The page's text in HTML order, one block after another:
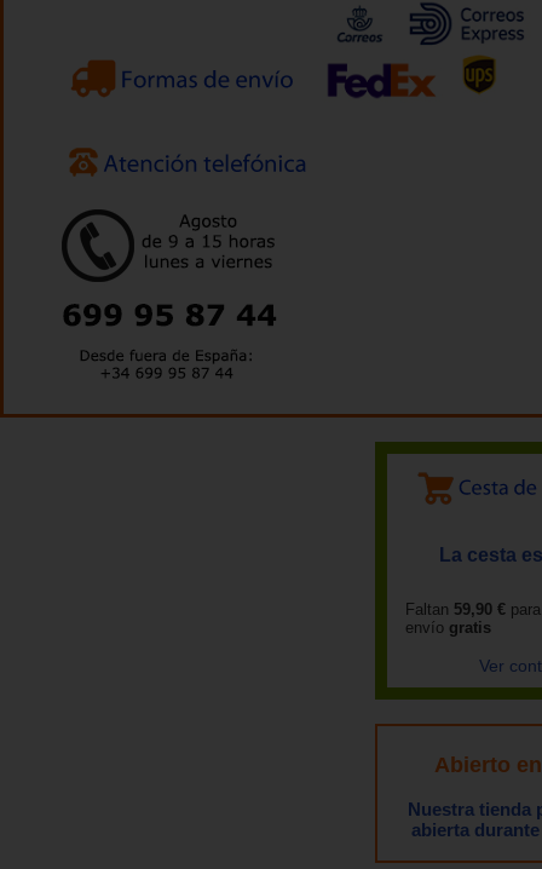
La cesta
Faltan 59,90 €
envío gratis
Ver
Abierto
Nuestra tienda
abierta